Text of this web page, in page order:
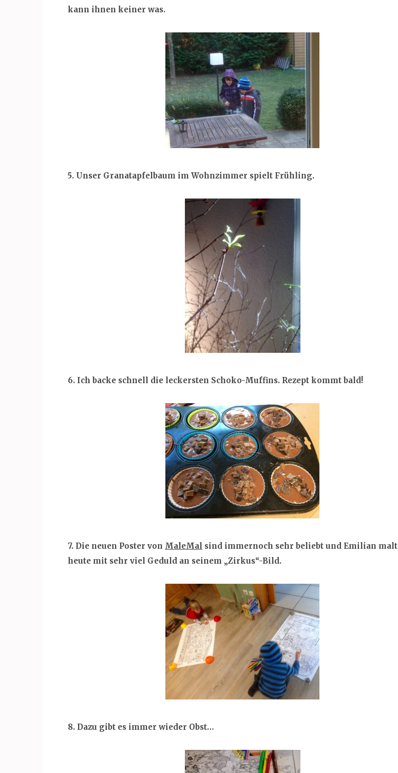
kann ihnen keiner was.
5. Unser Granatapfelbaum im Wohnzimmer spielt Frühling.
6. Ich backe schnell die leckersten Schoko-Muffins. Rezept kommt bald!
7. Die neuen Poster von MaleMal sind immernoch sehr beliebt und Emilian malt
heute mit sehr viel Geduld an seinem „Zirkus“-Bild.
8. Dazu gibt es immer wieder Obst…